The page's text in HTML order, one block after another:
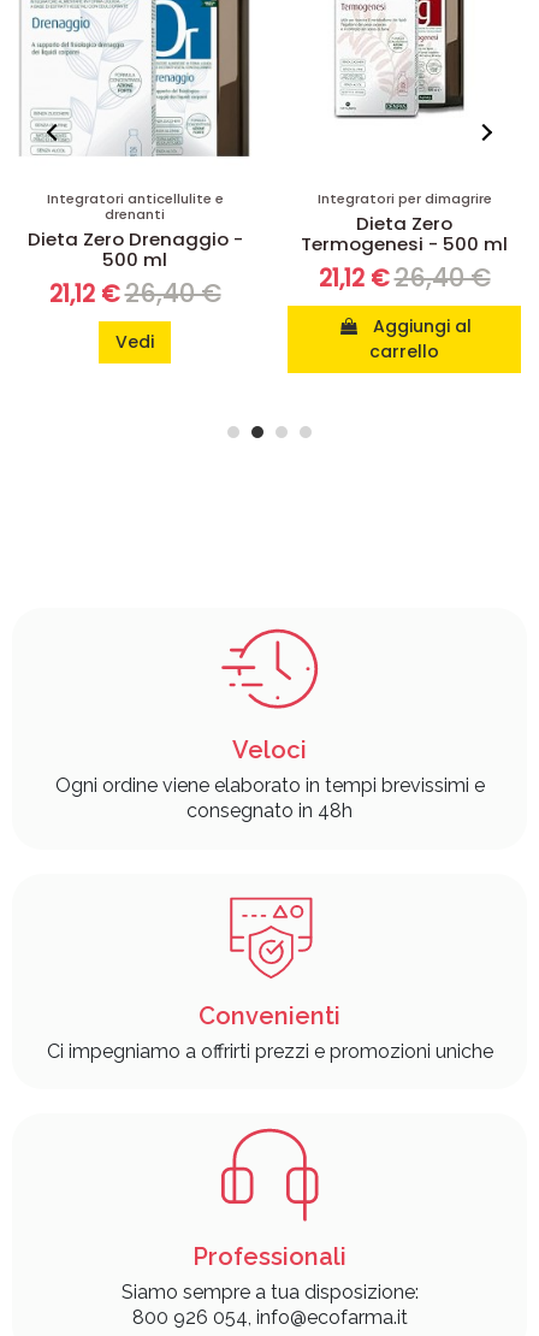
Integratori anticellulite e
drenanti
Dieta Zero Drenaggio -
500 ml
21,12 €26,40 €
Vedi
Integratori per dimagrire
Dieta Zero
Termogenesi - 500 ml
21,12 €26,40 €
carrello
Veloci
Ogni ordine viene elaborato in tempi brevissimi e
consegnato in 48h
Convenienti
Ci impegniamo a offrirti prezzi e promozioni uniche
Professionali
Siamo sempre a tua disposizione:
800 926 054, info@ecofarma.it